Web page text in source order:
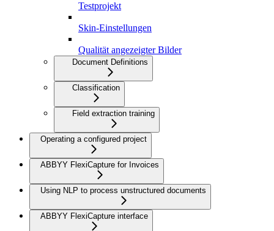
Testprojekt
Skin-Einstellungen
Qualität angezeigter Bilder
Document Definitions
Classification
Field extraction training
Operating a configured project
ABBYY FlexiCapture for Invoices
Using NLP to process unstructured documents
ABBYY FlexiCapture interface